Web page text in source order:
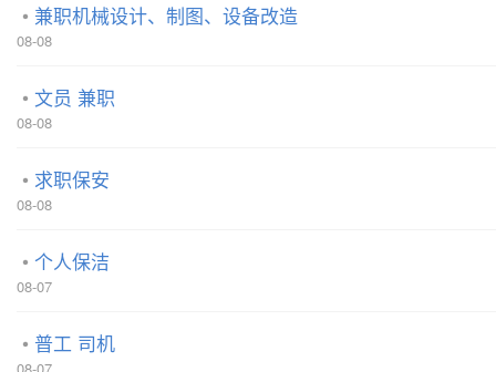
兼职机械设计、制图、设备改造
08-08
文员 兼职
08-08
求职保安
08-08
个人保洁
08-07
普工 司机